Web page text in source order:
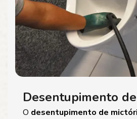
Desentupimento
O desentupimento de